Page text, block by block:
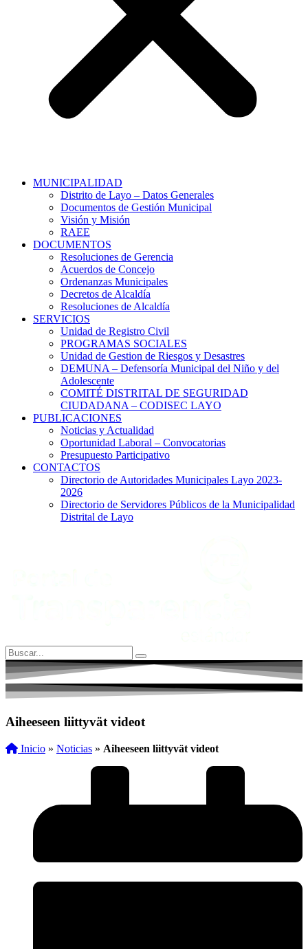
MUNICIPALIDAD
Distrito de Layo – Datos Generales
Documentos de Gestión Municipal
Visión y Misión
RAEE
DOCUMENTOS
Resoluciones de Gerencia
Acuerdos de Concejo
Ordenanzas Municipales
Decretos de Alcaldía
Resoluciones de Alcaldía
SERVICIOS
Unidad de Registro Civil
PROGRAMAS SOCIALES
Unidad de Gestion de Riesgos y Desastres
DEMUNA – Defensoría Municipal del Niño y del
Adolescente
COMITÉ DISTRITAL DE SEGURIDAD
CIUDADANA – CODISEC LAYO
PUBLICACIONES
Noticias y Actualidad
Oportunidad Laboral – Convocatorias
Presupuesto Participativo
CONTACTOS
Directorio de Autoridades Municipales Layo 2023-
2026
Directorio de Servidores Públicos de la Municipalidad
Distrital de Layo
Aiheeseen liittyvät videot
Inicio » Noticias » Aiheeseen liittyvät videot